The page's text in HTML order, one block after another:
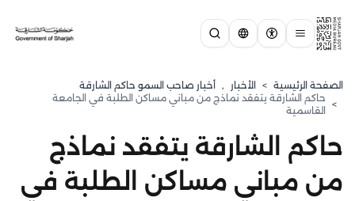
الصفحة الرئيسية > الأخبار , أخبار صاحب السمو حاكم الشارقة
>
حاكم الشارقة يتفقد نماذج من مباني مساكن الطلبة في الجامعة
القاسمية
حاكم الشارقة يتفقد نماذج
من مباني مساكن الطلبة في